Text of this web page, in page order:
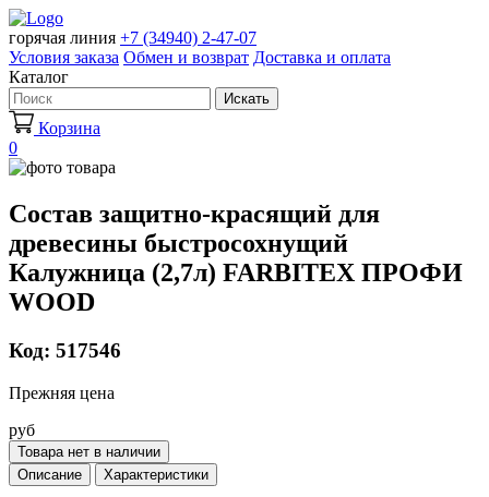
горячая линия +7 (34940) 2-47-07
Условия заказа Обмен и возврат Доставка и оплата
Каталог
Искать
Корзина
0
Состав защитно-красящий для
древесины быстросохнущий
Калужница (2,7л) FARBITEX ПРОФИ
WOOD
Код: 517546
Прежняя цена
руб
Товара нет в наличии
Описание
Характеристики